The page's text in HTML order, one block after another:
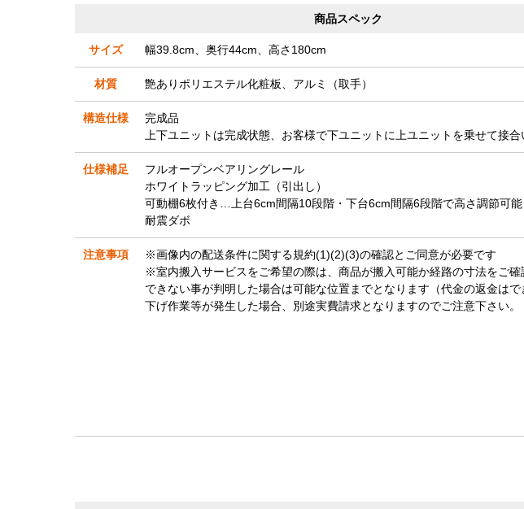
商品スペック
サイズ 幅39.8cm、奥行44cm、高さ180cm
材質 艶ありポリエステル化粧板、アルミ（取手）
構造仕様
完成品
上下ユニットは完成状態、お客様で下ユニットに上ユニットを乗せて接
仕様補足
フルオープンベアリングレール
ホワイトラッピング加工（引出し）
可動棚6枚付き…上台6cm間隔10段階・下台6cm間隔6段階で高さ調節可能
耐震ダボ
注意事項
※画像内の配送条件に関する規約(1)(2)(3)の確認とご同意が必要です
※室内搬入サービスをご希望の際は、商品が搬入可能か経路の寸法をご
できない事が判明した場合は可能な位置までとなります（代金の返金はで
下げ作業等が発生した場合、別途実費請求となりますのでご注意下さい。